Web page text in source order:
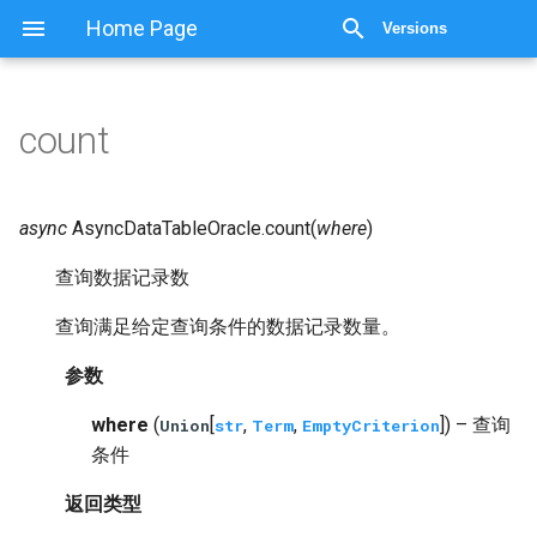
Home Page Versions
显示源代码
count
async AsyncDataTableOracle.count(where)
查询数据记录数
查询满足给定查询条件的数据记录数量。
参数
where (Union[str, Term, EmptyCriterion]) – 查询
条件
返回类型